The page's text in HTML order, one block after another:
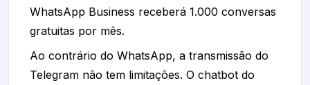
WhatsApp Business receberá 1.000 conversas
gratuitas por mês.
Ao contrário do WhatsApp, a transmissão do
Telegram não tem limitações. O chatbot do